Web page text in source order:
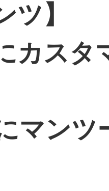
ツ】
カス
マン